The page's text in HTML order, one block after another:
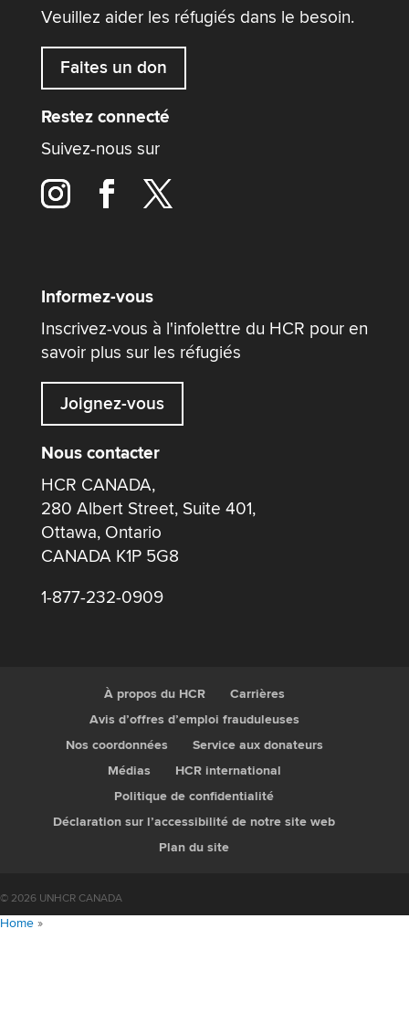
Veuillez aider les réfugiés dans le besoin.
Faites un don
Restez connecté
Suivez-nous sur
Informez-vous
Inscrivez-vous à l'infolettre du HCR pour en
savoir plus sur les réfugiés
Joignez-vous
Nous contacter
HCR CANADA,
280 Albert Street, Suite 401,
Ottawa, Ontario
CANADA K1P 5G8
1-877-232-0909
À propos du HCR
Carrières
Avis d’offres d’emploi frauduleuses
Nos coordonnées
Service aux donateurs
Médias
HCR international
Politique de confidentialité
Déclaration sur l’accessibilité de notre site web
Plan du site
© 2026 UNHCR CANADA
Home »